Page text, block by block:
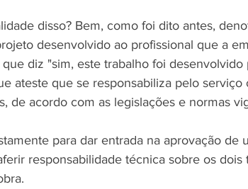
disso? Bem, como foi dito antes,
desenvolvido ao profissional que a
diz "sim, este trabalho foi
ateste que se responsabiliza pelo
de acordo com as legislações e normas
para dar entrada na aprovação de
responsabilidade técnica sobre os